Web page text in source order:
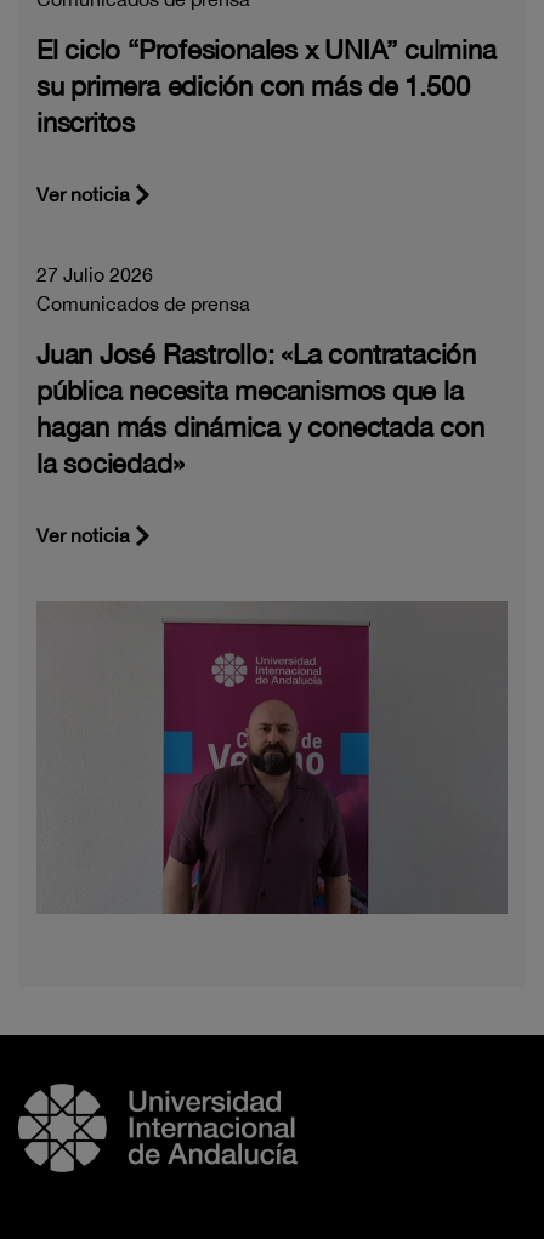
El ciclo “Profesionales x UNIA” culmina
su primera edición con más de 1.500
inscritos
Ver noticia
27 Julio 2026
Comunicados de prensa
Juan José Rastrollo: «La contratación
pública necesita mecanismos que la
hagan más dinámica y conectada con
la sociedad»
Ver noticia